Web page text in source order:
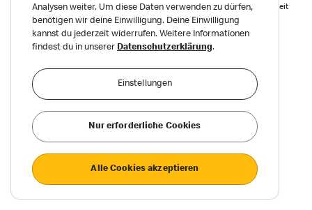
Reports on Human and Environmental Rights Erklärung zur Barrierefreiheit
Privatsphäre Einstellungen
Analysen weiter. Um diese Daten verwenden zu dürfen,
benötigen wir deine Einwilligung. Deine Einwilligung
kannst du jederzeit widerrufen. Weitere Informationen
findest du in unserer Datenschutzerklärung.
Einstellungen
Nur erforderliche Cookies
Alle Cookies akzeptieren